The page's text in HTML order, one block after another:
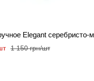
1 150 грн/шт